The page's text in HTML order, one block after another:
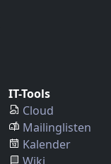
IT-Tools
Cloud
Mailinglisten
Kalender